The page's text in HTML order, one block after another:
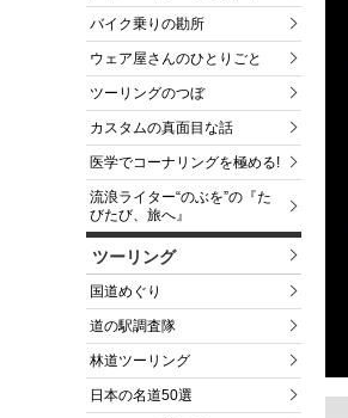
バイク乗りの勘所
ウェア屋さんのひとりごと
ツーリングのつぼ
カスタムの真面目な話
医学でコーナリングを極める!
流浪ライター“のぶを”の『た
びたび、旅へ』
ツーリング
国道めぐり
道の駅調査隊
林道ツーリング
日本の名道50選